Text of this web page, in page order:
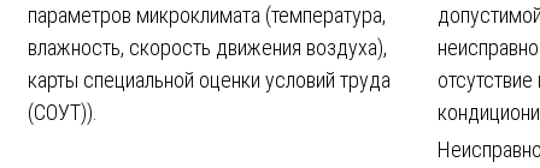
параметров микроклимата (температура,
влажность, скорость движения воздуха),
карты специальной оценки условий труда
(СОУТ)).